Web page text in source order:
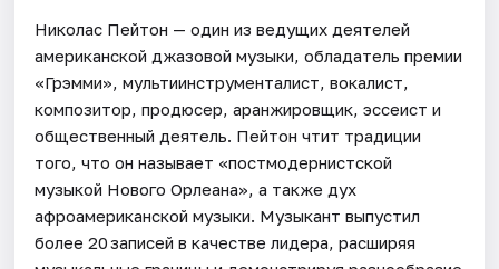
Николас Пейтон — один из ведущих деятелей
американской джазовой музыки, обладатель премии
«Грэмми», мультиинструменталист, вокалист,
композитор, продюсер, аранжировщик, эссеист и
общественный деятель. Пейтон чтит традиции
того, что он называет «постмодернистской
музыкой Нового Орлеана», а также дух
афроамериканской музыки. Музыкант выпустил
более 20 записей в качестве лидера, расширяя